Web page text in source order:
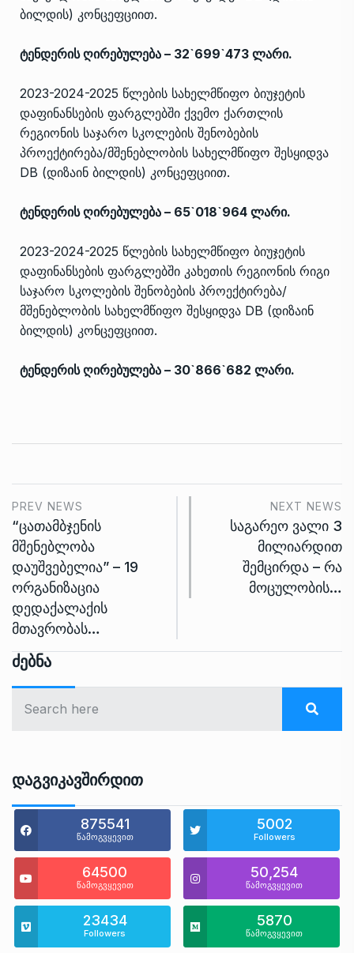
ბილდის) კონცეფციით.
ტენდერის ღირებულება – 32`699`473 ლარი.
2023-2024-2025 წლების სახელმწიფო ბიუჯეტის
დაფინანსების ფარგლებში ქვემო ქართლის
რეგიონის საჯარო სკოლების შენობების
პროექტირება/მშენებლობის სახელმწიფო შესყიდვა
DB (დიზაინ ბილდის) კონცეფციით.
ტენდერის ღირებულება – 65`018`964 ლარი.
2023-2024-2025 წლების სახელმწიფო ბიუჯეტის
დაფინანსების ფარგლებში კახეთის რეგიონის რიგი
საჯარო სკოლების შენობების პროექტირება/
მშენებლობის სახელმწიფო შესყიდვა DB (დიზაინ
ბილდის) კონცეფციით.
ტენდერის ღირებულება – 30`866`682 ლარი.
PREV NEWS
“ცათამბჯენის
მშენებლობა
დაუშვებელია” – 19
ორგანიზაცია
დედაქალაქის
მთავრობას…
NEXT NEWS
საგარეო ვალი 3
მილიარდით
შემცირდა – რა
მოცულობის…
Ძებნა
Დაგვიკავშირდით
875541
წამოგვყევით
5002
Followers
64500
წამოგვყევით
50,254
წამოგვყევით
23434
Followers
5870
წამოგვყევით